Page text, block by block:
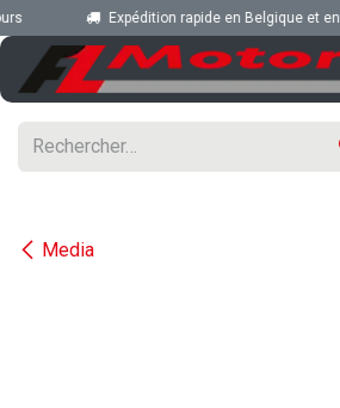
Se rendre au contenuExpédition rapide en Belgique et en
Media